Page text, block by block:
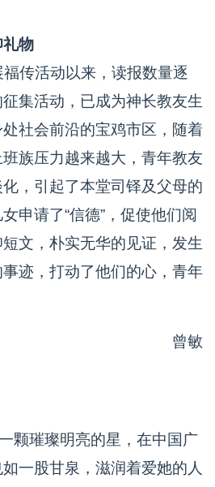
物
传活动以来，读报数量逐
集活动，已成为神长教友生
社会前沿的宝鸡市区，随着
族压力越来越大，青年教友
，引起了本堂司铎及父母的
申请了“信德”，促使他们阅
文，朴实无华的见证，发生
迹，打动了他们的心，青年
曾敏
颗璀璨明亮的星，在中国广
一股甘泉，滋润着爱她的人